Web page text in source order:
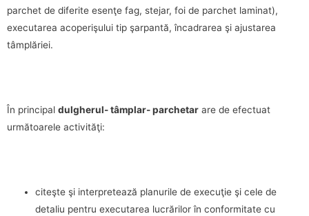
parchet de diferite esenţe fag, stejar, foi de parchet laminat),
executarea acoperişului tip şarpantă, încadrarea şi ajustarea
tâmplăriei.
În principal dulgherul- tâmplar- parchetar are de efectuat
următoarele activităţi:
citeşte şi interpretează planurile de execuţie şi cele de
detaliu pentru executarea lucrărilor în conformitate cu